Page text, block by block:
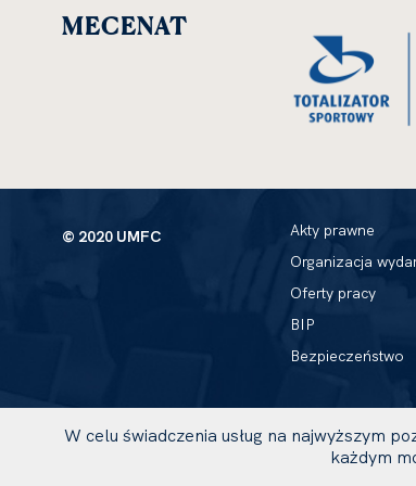
MECENAT
© 2020 UMFC
Akty prawne
Organizacja
Oferty pracy
BIP
Bezpieczeństwo
W celu świadczenia usług na najwyższym
każdym